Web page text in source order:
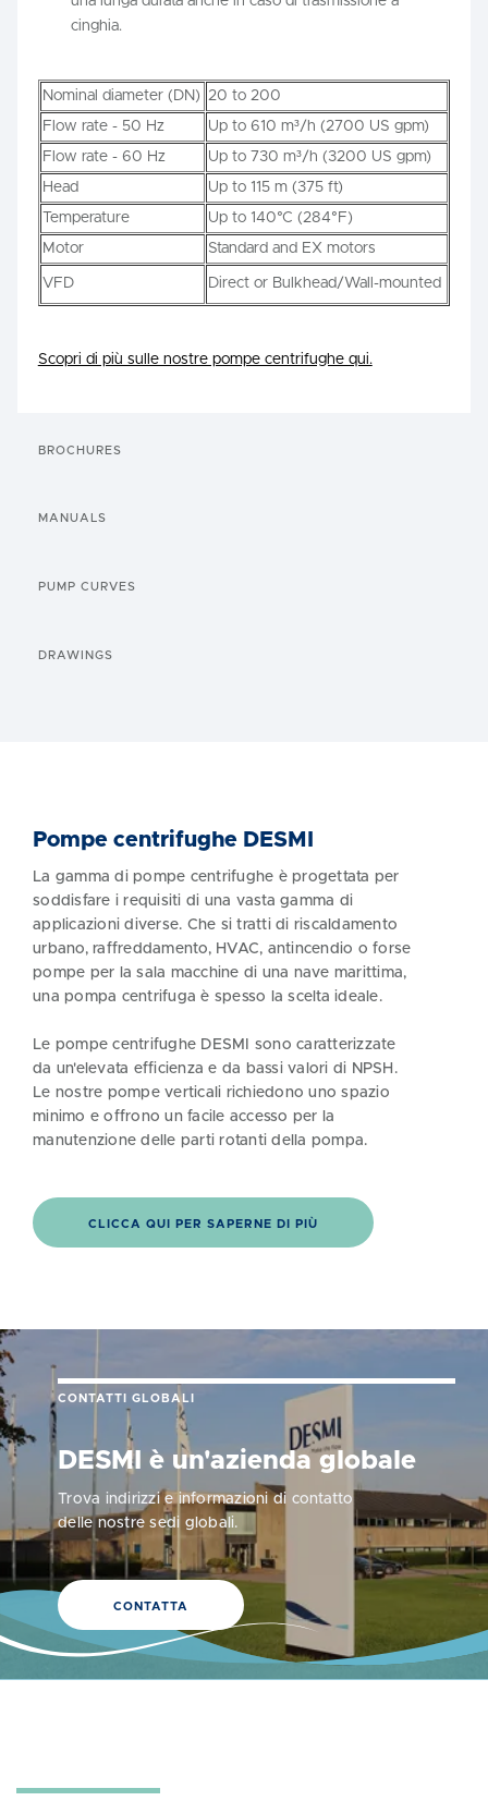
cinghia.
Nominal diameter (DN) 20 to 200
Flow rate - 50 Hz
Up to 610 m³/h (2700 US gpm)
Flow rate - 60 Hz
Up to 730 m³/h (3200 US gpm)
Head
Up to 115 m (375 ft)
Temperature
Up to 140°C (284°F)
Motor
Standard and EX motors
VFD Direct or Bulkhead/Wall-mounted
Scopri di più sulle nostre pompe centrifughe qui.
BROCHURES
MANUALS
PUMP CURVES
DRAWINGS
Pompe centrifughe DESMI
La gamma di pompe centrifughe è progettata per
soddisfare i requisiti di una vasta gamma di
applicazioni diverse. Che si tratti di riscaldamento
urbano, raffreddamento, HVAC, antincendio o forse
pompe per la sala macchine di una nave marittima,
una pompa centrifuga è spesso la scelta ideale.
Le pompe centrifughe DESMI sono caratterizzate
da un'elevata efficienza e da bassi valori di NPSH.
Le nostre pompe verticali richiedono uno spazio
minimo e offrono un facile accesso per la
manutenzione delle parti rotanti della pompa.
CLICCA QUI PER SAPERNE DI PIÙ
CONTATTI GLOBALI
DESMI è un'azienda globale
Trova indirizzi e informazioni di contatto
delle nostre sedi globali.
CONTATTA